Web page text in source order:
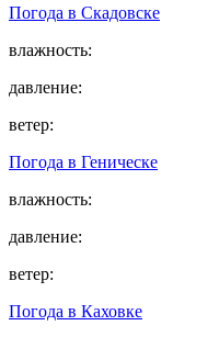
Погода в Скадовске
влажность:
давление:
ветер:
Погода в Геническе
влажность:
давление:
ветер:
Погода в Каховке